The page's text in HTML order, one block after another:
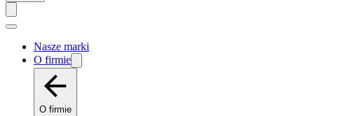
Nasze marki
O firmie
O firmie